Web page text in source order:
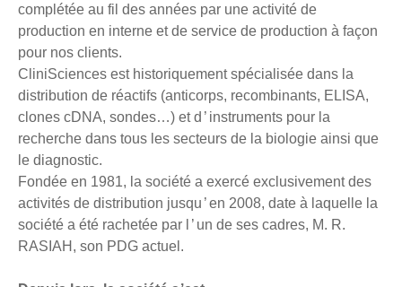
complétée au fil des années par une activité de
production en interne et de service de production à façon
pour nos clients.
CliniSciences est historiquement spécialisée dans la
distribution de réactifs (anticorps, recombinants, ELISA,
clones cDNA, sondes…) et d ’ instruments pour la
recherche dans tous les secteurs de la biologie ainsi que
le diagnostic.
Fondée en 1981, la société a exercé exclusivement des
activités de distribution jusqu ’ en 2008, date à laquelle la
société a été rachetée par l ’ un de ses cadres, M. R.
RASIAH, son PDG actuel.